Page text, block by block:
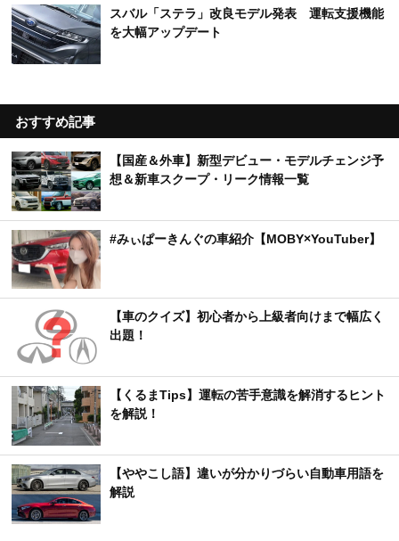
スバル「ステラ」改良モデル発表 運転支援機能
を大幅アップデート
おすすめ記事
【国産＆外車】新型デビュー・モデルチェンジ予
想＆新車スクープ・リーク情報一覧
#みぃぱーきんぐの車紹介【MOBY×YouTuber】
【車のクイズ】初心者から上級者向けまで幅広く
出題！
【くるまTips】運転の苦手意識を解消するヒント
を解説！
【ややこし語】違いが分かりづらい自動車用語を
解説